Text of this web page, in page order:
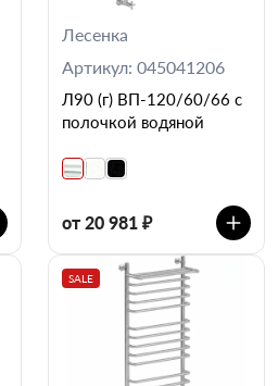
Лесенка
Артикул: 045041206
Л90 (г) ВП-120/60/66 с
полочкой водяной
от 20 981 ₽
SALE